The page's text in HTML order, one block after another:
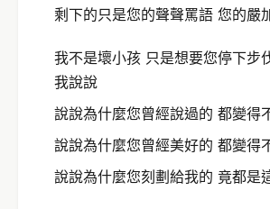
剩下的只是您的聲聲罵語 您的嚴
我不是壞小孩 只是想要您停下步
我說說
說說為什麼您曾經說過的 都變得
說說為什麼您曾經美好的 都變得
說說為什麼您刻劃給我的 竟都是